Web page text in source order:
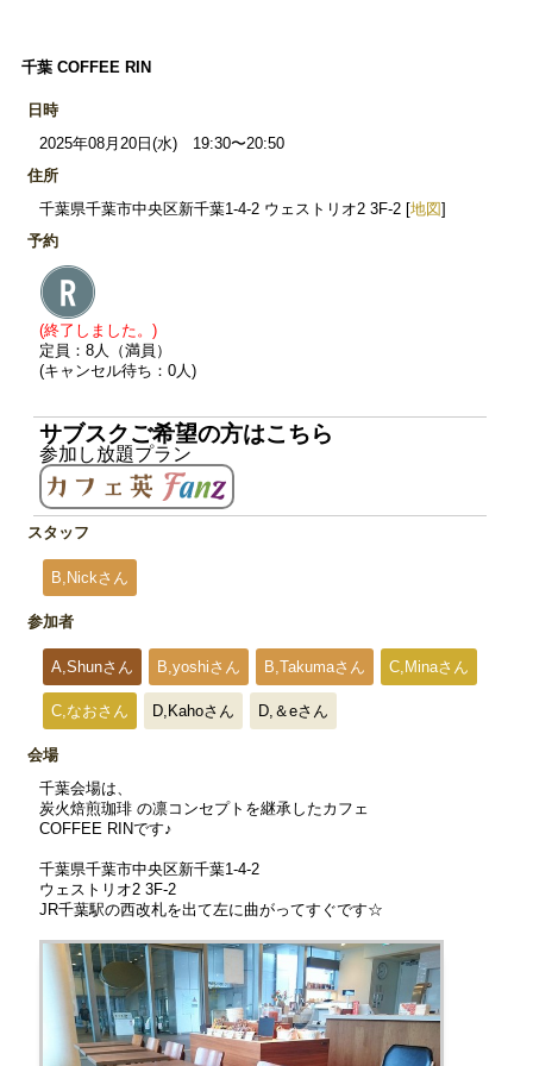
千葉 COFFEE RIN
日時
2025年08月20日(水) 19:30〜20:50
住所
千葉県千葉市中央区新千葉1-4-2 ウェストリオ2 3F-2 [地図]
予約
(終了しました。)
定員：8人（満員）
(キャンセル待ち：0人)
サブスクご希望の方はこちら
参加し放題プラン
スタッフ
B,Nickさん
参加者
A,Shunさん B,yoshiさん B,Takumaさん C,Minaさん
C,なおさん D,Kahoさん D,＆eさん
会場
千葉会場は、
炭火焙煎珈琲 の凛コンセプトを継承したカフェ
COFFEE RINです♪
千葉県千葉市中央区新千葉1-4-2
ウェストリオ2 3F-2
JR千葉駅の西改札を出て左に曲がってすぐです☆